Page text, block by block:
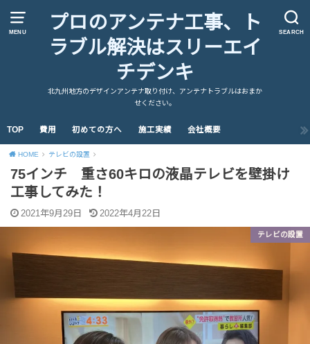
MENU SEARCH
プロのアンテナ工事、ト
ラブル解決はスリーエイ
チデンキ
北九州地方のデザインアンテナ取り付け、アンテナトラブルはおまか
せください。
TOP 費用 初めての方へ 施工実績 会社概要
HOME テレビの設置
75インチ 重さ60キロの液晶テレビを壁掛け
工事してみた！
2021年9月29日 2022年4月22日
テレビの設置